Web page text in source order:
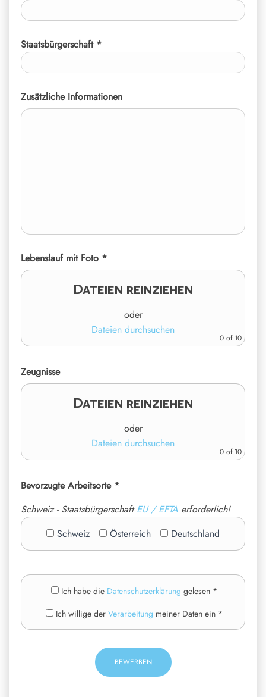
Staatsbürgerschaft *
Zusätzliche Informationen
Lebenslauf mit Foto *
Dateien reinziehen
oder
Dateien durchsuchen
0 of 10
Zeugnisse
Dateien reinziehen
oder
Dateien durchsuchen
0 of 10
Bevorzugte Arbeitsorte *
Schweiz - StaatsbürgerschaftEU / EFTA erforderlich!
Schweiz
Österreich Deutschland
Ich habe die Datenschutzerklärung gelesen *
Ich willige der Verarbeitung meiner Daten ein *